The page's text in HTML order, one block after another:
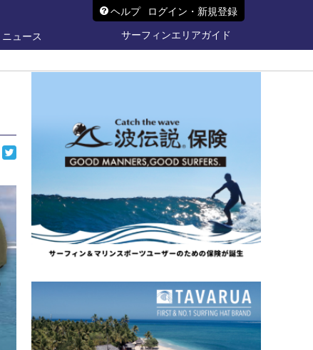
ヘルプ ログイン・新規登録
ニュース
サーフィンエリアガイド